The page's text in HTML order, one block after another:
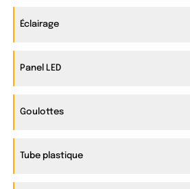
Éclairage
Panel LED
Goulottes
Tube plastique